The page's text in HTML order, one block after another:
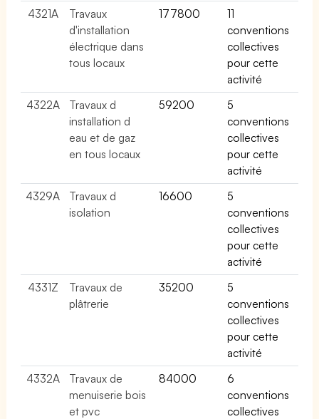
4321A
Travaux
d'installation
électrique dans
tous locaux
177800
11
conventions
collectives
pour cette
activité
4322A
Travaux d
installation d
eau et de gaz
en tous locaux
59200
5
conventions
collectives
pour cette
activité
4329A
Travaux d
isolation
16600
5
conventions
collectives
pour cette
activité
4331Z
Travaux de
plâtrerie
35200
5
conventions
collectives
pour cette
activité
4332A
Travaux de
menuiserie bois
et pvc
84000
6
conventions
collectives